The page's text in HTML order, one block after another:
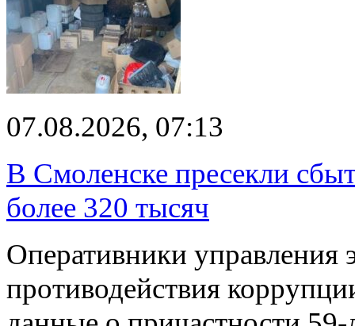
07.08.2026, 07:13
В Смоленске пресекли
более 320 тысяч
Оперативники управления
противодействия